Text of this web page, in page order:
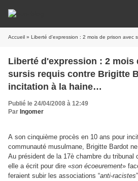
Accueil » Liberté d'expression : 2 mois de prison avec sursis requis
Liberté d'expression : 2 mois
sursis requis contre Brigitte
incitation à la haine…
Publié le 24/04/2008 à 12:49
Par Ingomer
A son cinquième procès en 10 ans pour
communauté musulmane, Brigitte Bardot
Au président de la 17è chambre du tribunal
elle a écrit pour dire «son écoeurement»
feraient subir les associations “anti-racistes